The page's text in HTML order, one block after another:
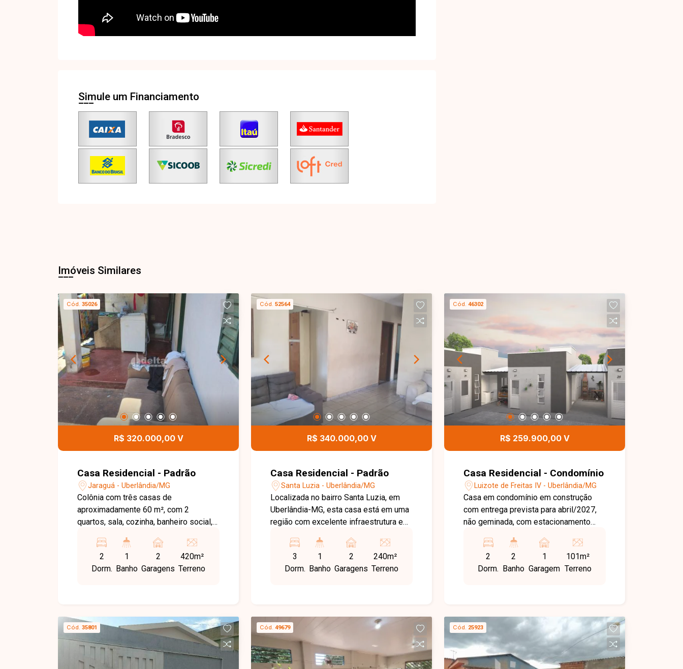
Simule um Financiamento
Imóveis Similares
Cód. 35026
R$ 320.000,00 V
Casa Residencial - Padrão
Jaraguá - Uberlândia/MG
Colônia com três casas de
aproximadamente 60 m², com 2
quartos, sala, cozinha, banheiro social,
Atualmente alugadas.
2
Dorm.
1
Banho
2
Garagens
420m²
Terreno
Cód. 52564
R$ 340.000,00 V
Casa Residencial - Padrão
Santa Luzia - Uberlândia/MG
Localizada no bairro Santa Luzia, em
Uberlândia-MG, esta casa está em uma
região com excelente infraestrutura e
Terminal Santa Luzia, supermercados,
farmácias, pizzarias, sacolão e
diversos comércios e serviços. O
de vida. O imóvel conta com sala, 03
quartos, banheiro social, cozinha,
lavanderia coberta, amplo quintal,
churrasqueira a carvão e 02 vagas de
3
Dorm.
1
Banho
2
Garagens
240m²
Terreno
Cód. 46302
R$ 259.900,00 V
Casa Residencial - Condomínio
Luizote de Freitas IV - Uberlândia/MG
Casa em condomínio em construção
com entrega prevista para abril/2027,
não geminada, com estacionamento
quartos sendo 1 suíte, sala e cozinha
integradas, revestimento em
porcelanato retificado no piso e nas
e entrada facilitada.
2
Dorm.
2
Banho
1
Garagem
101m²
Terreno
Cód. 35801 Cód. 49679 Cód. 25923